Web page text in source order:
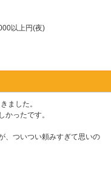
以上円(夜)
ました。
かったです。
、ついつい頼みすぎて思いの